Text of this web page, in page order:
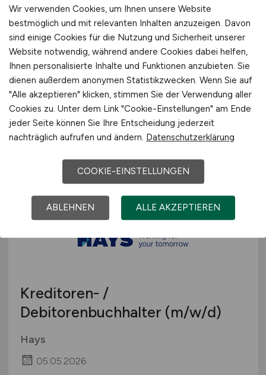
Sachbearbeiter
Kreditorenbuchhaltung(m/w/d)
Hays
24.06.2026
Kreditoren- /
Debitorenbuchhalter (m/w/d)
Hays
05.05.2026
Wir verwenden Cookies, um Ihnen unsere Website
bestmöglich und mit relevanten Inhalten anzuzeigen. Davon
sind einige Cookies für die Nutzung und Sicherheit unserer
Website notwendig, während andere Cookies dabei helfen,
Ihnen personalisierte Inhalte und Funktionen anzubieten. Sie
dienen außerdem anonymen Statistikzwecken. Wenn Sie auf
"Alle akzeptieren" klicken, stimmen Sie der Verwendung aller
Cookies zu. Unter dem Link "Cookie-Einstellungen" am Ende
jeder Seite können Sie Ihre Entscheidung jederzeit
nachträglich aufrufen und ändern. Datenschutzerklärung
COOKIE-EINSTELLUNGEN
ABLEHNEN ALLE AKZEPTIEREN